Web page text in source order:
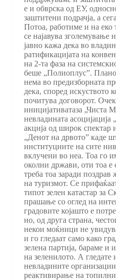
е и обврска од ЕУ,
заштитени подрачја, а
Потоа, работиме и на еко
се најавува зголемување
јавно кажа дека во
ратификацијата на
на 2-та фаза на
беше „Полиоплус”.
нема во предизборната
дека, според искуството
почитува договорот.
иницијативатаза „Чиста
невладината асоцијација
акција од широк спектар
„Денот на дрвото” каде
институциите на сите
вклучени во неа. Тоа го
околни држави, оти тоа е
треба тоа заради поздрав
на туризмот. Се
типот зелен катастар за
прашање со оглед на
градовите којашто е
но, од друга страна,
некои моќници не
и го гледаат само како
зелена партија, бараме и
на зеленилото. А гледате
невладините
реактивирање на